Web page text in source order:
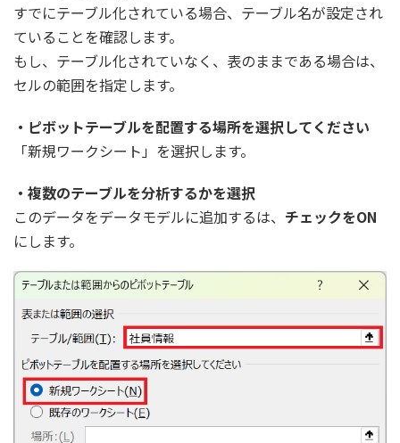
すでにテーブル化されている場合、テーブル名が設定され
ていることを確認します。
もし、テーブル化されていなく、表のままである場合は、
セルの範囲を指定します。
・ピボットテーブルを配置する場所を選択してください
「新規ワークシート」を選択します。
・複数のテーブルを分析するかを選択
このデータをデータモデルに追加するは、 チェックをON
にします。